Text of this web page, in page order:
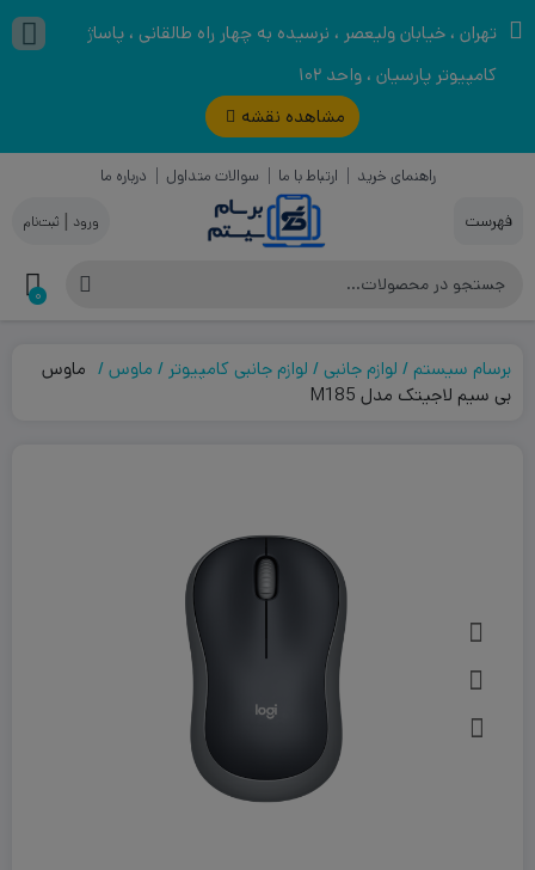
تهران ، خیابان ولیعصر ، نرسیده به چهار راه طالقانی ، پاساژ
کامپیوتر پارسیان ، واحد ۱۰۲
مشاهده نقشه
راهنمای خرید ارتباط با ما سوالات متداول درباره ما
|
0
برسام سیستم لوازم جانبی لوازم جانبی کامپیوتر ماوس
ماوس
بی‌ سیم لاجیتک مدل M185